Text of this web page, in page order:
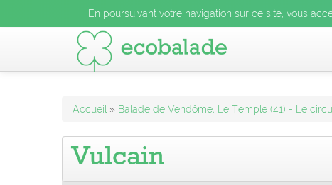
En poursuivant votre navigation sur ce site, vous
En poursuivant votre navigation sur ce site, vous
En poursuivant votre navigation sur ce site, vous acceptez
Accueil » Balade de Vendôme, Le Temple (41) - Le
Vulcain